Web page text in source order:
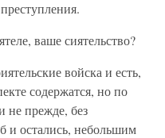
ваше сиятельство?
войска и есть,
содержатся, но по
не прежде, без
и остались, небольшим